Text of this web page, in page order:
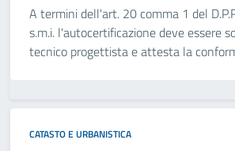
A termini dell'art. 20 comma 1 del
s.m.i. l'autocertificazione deve essere
tecnico progettista e attesta la
CATASTO E URBANISTICA